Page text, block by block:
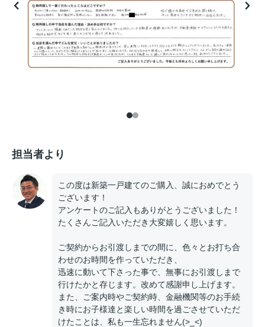
担当者より
この度は新築一戸建てのご購入、誠におめでとう
ございます！
アンケートのご記入もありがとうございました！
たくさんご記入いただき大変嬉しく思います。
ご契約からお引渡しまでの間に、色々とお打ち合
わせのお時間を作っていただき、
迅速に動いて下さった事で、無事にお引渡しまで
行けたかと存じます。改めて感謝申し上げます。
また、ご案内時やご契約時、金融機関等のお手続
き時にお子様達と楽しい時間を過ごさせていただ
けたことは、私も一生忘れません(>_<)